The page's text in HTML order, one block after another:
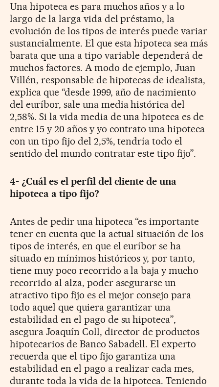
Una hipoteca es para muchos años y a lo
largo de la larga vida del préstamo, la
evolución de los tipos de interés puede variar
sustancialmente. El que esta hipoteca sea más
barata que una a tipo variable dependerá de
muchos factores. A modo de ejemplo, Juan
Villén, responsable de hipotecas de idealista,
explica que “desde 1999, año de nacimiento
del euríbor, sale una media histórica del
2,58%. Si la vida media de una hipoteca es de
entre 15 y 20 años y yo contrato una hipoteca
con un tipo fijo del 2,5%, tendría todo el
sentido del mundo contratar este tipo fijo”.
4- ¿Cuál es el perfil del cliente de una
hipoteca a tipo fijo?
Antes de pedir una hipoteca “es importante
tener en cuenta que la actual situación de los
tipos de interés, en que el euríbor se ha
situado en mínimos históricos y, por tanto,
tiene muy poco recorrido a la baja y mucho
recorrido al alza, poder asegurarse un
atractivo tipo fijo es el mejor consejo para
todo aquel que quiera garantizar una
estabilidad en el pago de su hipoteca”,
asegura Joaquín Coll, director de productos
hipotecarios de Banco Sabadell. El experto
recuerda que el tipo fijo garantiza una
estabilidad en el pago a realizar cada mes,
durante toda la vida de la hipoteca. Teniendo